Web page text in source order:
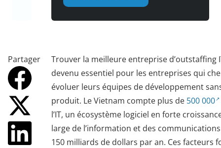
Partager
Trouver la meilleure entreprise d’outstaffing
devenu essentiel pour les entreprises qui
évoluer leurs équipes de développement
produit. Le Vietnam compte plus de 500 000
l’IT, un écosystème logiciel en forte
large de l’information et des
150 milliards de dollars par an. Ces facteurs